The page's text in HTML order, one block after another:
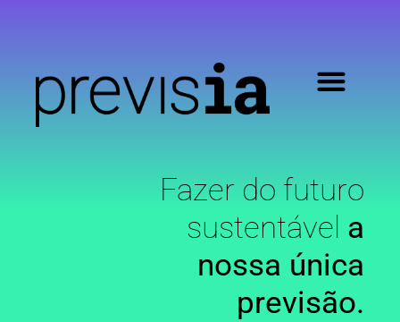
Fazer do futuro
sustentável a
nossa única
previsão.